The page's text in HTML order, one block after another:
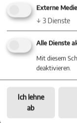
Heizungsart
Externe
↓ 3 Dienste
Alle Dienste
Mit diesem
deaktivieren.
Ich lehne
ab